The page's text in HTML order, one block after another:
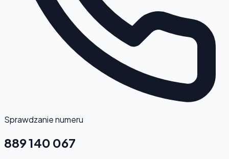
Sprawdzanie numeru
889 140 067